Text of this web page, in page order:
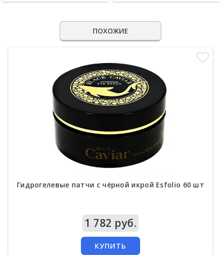
ПОХОЖИЕ
Гидрогелевые патчи с чёрной икрой Esfolio 60 шт
1 782 руб.
КУПИТЬ